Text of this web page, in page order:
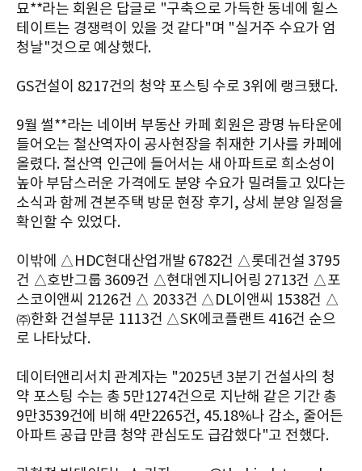
묘**라는 회원은 답글로 "구축으로 가득한 동네에 힐스
테이트는 경쟁력이 있을 것 같다"며 "실거주 수요가 엄
청날"것으로 예상했다.
GS건설이 8217건의 청약 포스팅 수로 3위에 랭크됐다.
9월 썰**라는 네이버 부동산 카페 회원은 광명 뉴타운에
들어오는 철산역자이 공사현장을 취재한 기사를 카페에
올렸다. 철산역 인근에 들어서는 새 아파트로 희소성이
높아 부담스러운 가격에도 분양 수요가 밀려들고 있다는
소식과 함께 견본주택 방문 현장 후기, 상세 분양 일정을
확인할 수 있었다.
이밖에 △HDC현대산업개발 6782건 △롯데건설 3795
건 △호반그룹 3609건 △현대엔지니어링 2713건 △포
스코이앤씨 2126건 △ 2033건 △DL이앤씨 1538건 △
㈜한화 건설부문 1113건 △SK에코플랜트 416건 순으
로 나타났다.
데이터앤리서치 관계자는 "2025년 3분기 건설사의 청
약 포스팅 수는 총 5만1274건으로 지난해 같은 기간 총
9만3539건에 비해 4만2265건, 45.18%나 감소, 줄어든
아파트 공급 만큼 청약 관심도도 급감했다"고 전했다.